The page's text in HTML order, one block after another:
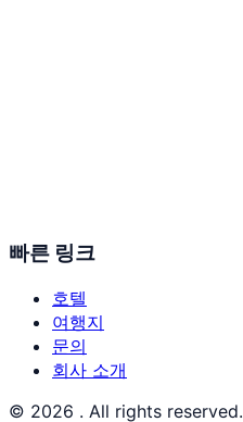
빠른 링크
호텔
여행지
문의
회사 소개
© 2026 . All rights reserved.